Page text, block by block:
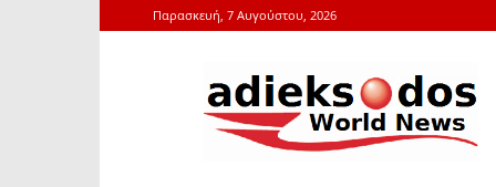
Παρασκευή, 7 Αυγούστου, 2026
adieksodos.gr